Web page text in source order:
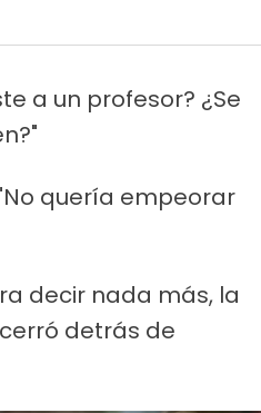
a un profesor? ¿Se
quería empeorar
decir nada más, la
detrás de